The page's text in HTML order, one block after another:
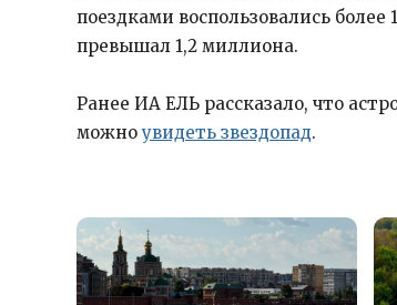
поездками воспользовались
превышал 1,2 миллиона.
Ранее ИА ЕЛЬ рассказало, что
можноувидеть звездопад.